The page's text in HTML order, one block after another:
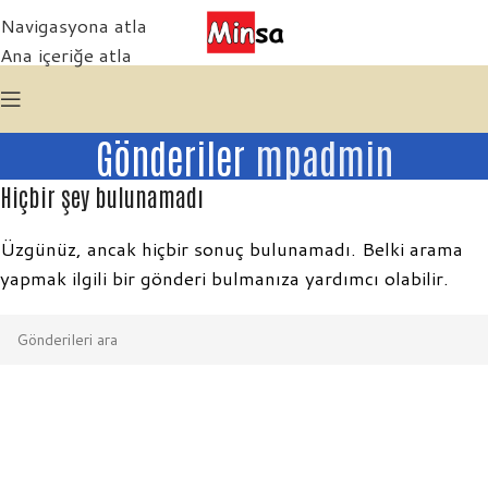
Navigasyona atla
Ana içeriğe atla
Gönderiler mpadmin
Hiçbir şey bulunamadı
Üzgünüz, ancak hiçbir sonuç bulunamadı. Belki arama
yapmak ilgili bir gönderi bulmanıza yardımcı olabilir.